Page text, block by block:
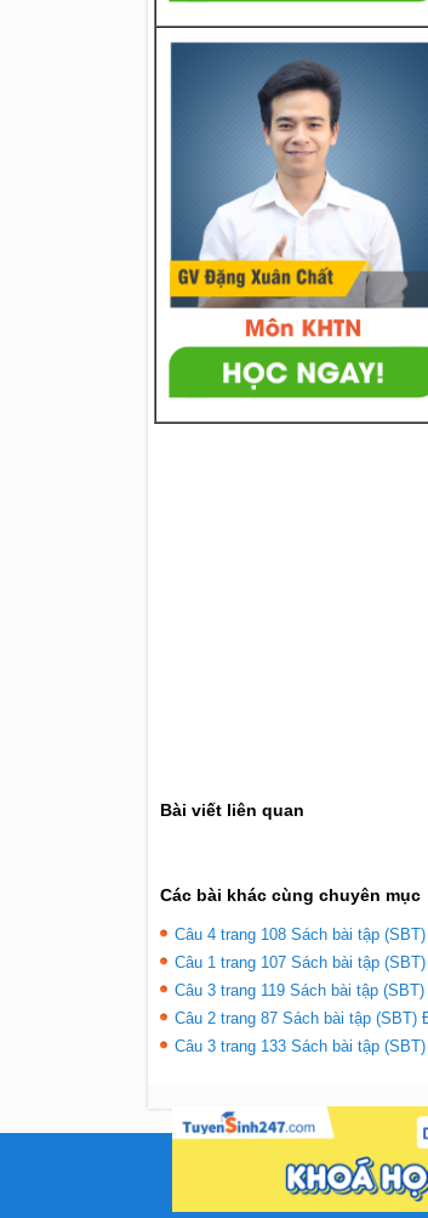
Bài viết liên quan
Các bài khác cùng chuyên mục
Câu 4 trang 108 Sách bài tập
Câu 1 trang 107 Sách bài tập
Câu 3 trang 119 Sách bài tập
Câu 2 trang 87 Sách bài tập (SBT)
Câu 3 trang 133 Sách bài tập